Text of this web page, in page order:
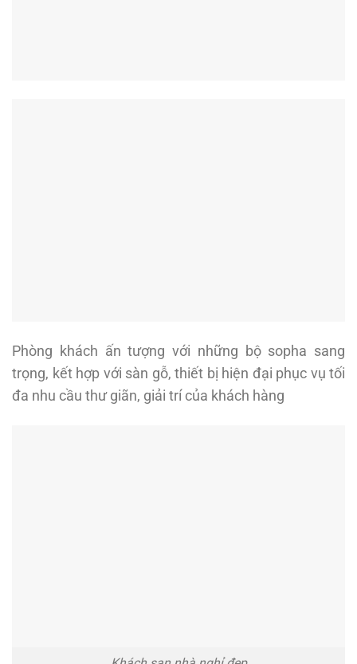
Phòng khách ấn tượng với những bộ sopha sang
trọng, kết hợp với sàn gỗ, thiết bị hiện đại phục vụ tối
đa nhu cầu thư giãn, giải trí của khách hàng